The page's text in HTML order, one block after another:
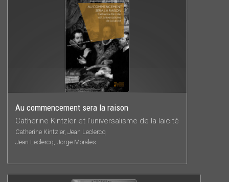
Au commencement sera la raison
Catherine Kintzler et l'universalisme de la laïcité
Catherine Kintzler, Jean Leclercq
Jean Leclercq, Jorge Morales